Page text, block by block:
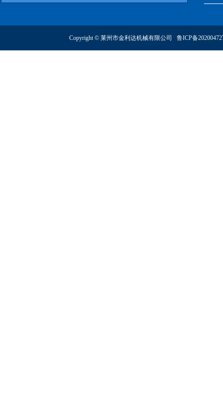
Copyright © 莱州市金利达机械有限公司 鲁ICP备